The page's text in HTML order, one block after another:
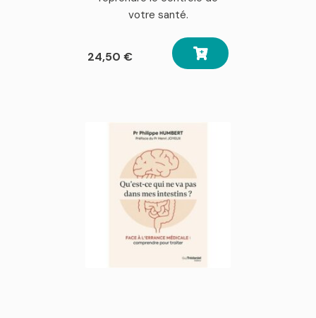
votre santé.
24,50 €